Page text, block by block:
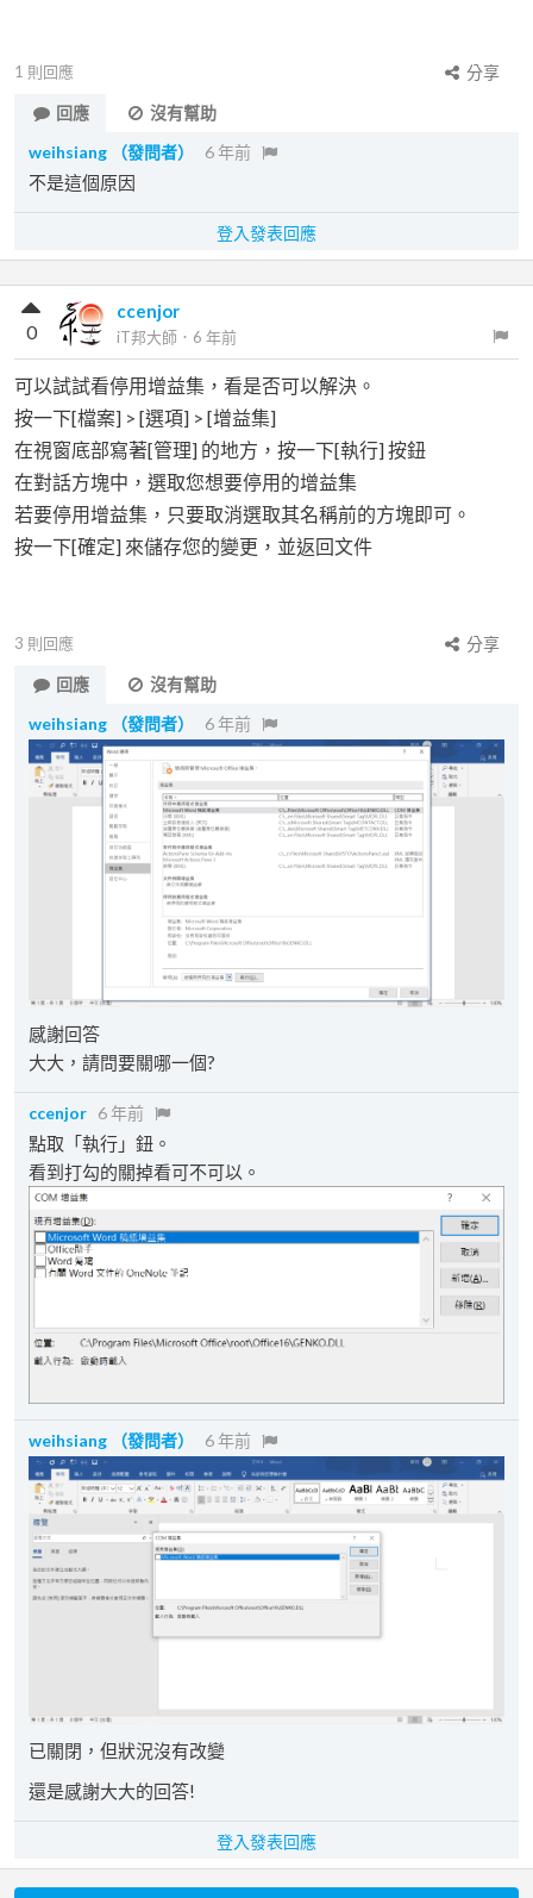
1 則回應
分享
回應
沒有幫助
weihsiang
（發問者） 6 年前
不是這個原因
登入發表回應
ccenjor
iT邦大師 ． 6 年前
0
可以試試看停用增益集，看是否可以解決。
按一下[檔案] > [選項] > [增益集]
在視窗底部寫著[管理] 的地方，按一下[執行] 按鈕
在對話方塊中，選取您想要停用的增益集
若要停用增益集，只要取消選取其名稱前的方塊即可。
按一下[確定] 來儲存您的變更，並返回文件
3 則回應
分享
回應
沒有幫助
weihsiang
（發問者） 6 年前
感謝回答
大大，請問要關哪一個?
ccenjor 6 年前
點取「執行」鈕。
看到打勾的關掉看可不可以。
weihsiang （發問者） 6 年前
已關閉，但狀況沒有改變
還是感謝大大的回答!
登入發表回應